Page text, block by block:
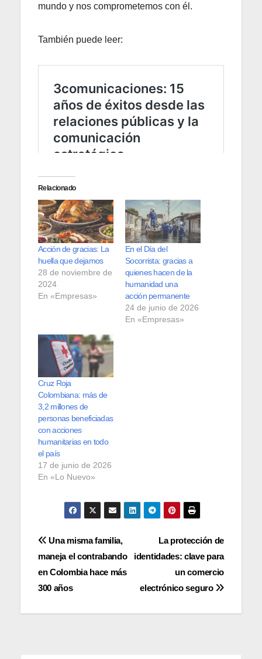
mundo y nos comprometemos con él.
También puede leer:
Relacionado
Acción de gracias: La
huella que dejamos
28 de noviembre de
2024
En «Empresas»
En el Día del
Socorrista: gracias a
quienes hacen de la
humanidad una
acción permanente
24 de junio de 2026
En «Empresas»
Cruz Roja
Colombiana: más de
3,2 millones de
personas beneficiadas
con acciones
humanitarias en todo
el país
17 de junio de 2026
En «Lo Nuevo»
Navegación
de
entradas
La protección de
identidades: clave para
un comercio
electrónico seguro
Una misma familia,
maneja el contrabando
en Colombia hace más
300 años